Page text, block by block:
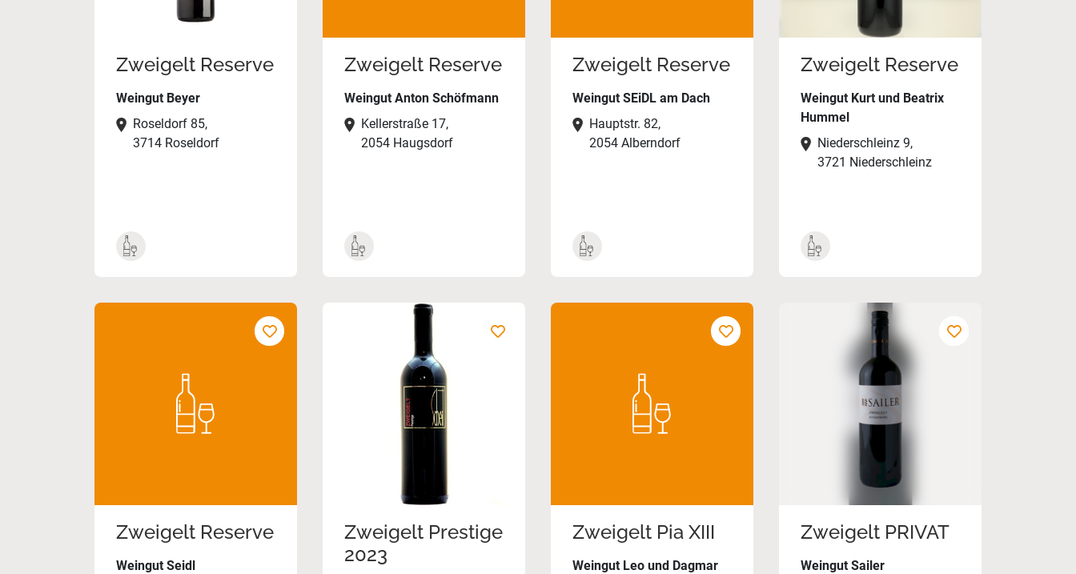
Zweigelt Reserve
Weingut Beyer
Roseldorf 85,
3714 Roseldorf
Zweigelt Reserve
Weingut Anton Schöfmann
Kellerstraße 17,
2054 Haugsdorf
Zweigelt Reserve
Weingut SEiDL am Dach
Hauptstr. 82,
2054 Alberndorf
Zweigelt Reserve
Weingut Kurt und Beatrix
Hummel
Niederschleinz 9,
3721 Niederschleinz
Zweigelt Reserve
Weingut Seidl
Zweigelt Prestige
2023
Zweigelt Pia XIII
Weingut Leo und Dagmar
Zweigelt PRIVAT
Weingut Sailer